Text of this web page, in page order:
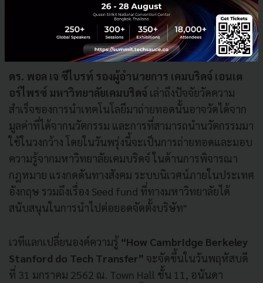
พรุ่งนี้ทางเราจะถ่ายทอดมุมมองและประสบการณ์ของ
ทำงานกว่า 47 ปี ของมหาวิทยาลัยสแตนฟอร์ด ทั้งความ
สำเร็จและความล้มเหลวของการทำงานในซิลิคอน วัลเลย์”
ดร. พอล เจ ซีไบรท์ รองผู้อำนวยการ เคมบริดจ์ เอนเต
อร์ไพรซ์ มหาวิทยาลัยเคมบริดจ์ เล่าถึงปัจจัยวัดความ
สำเร็จของการนำเทคโนโลยีมาถ่ายทอดนั้นอาจวัดได้จาก
มูลค่าที่ได้จากนวัตกรรม และการที่สามารถนำนวัตกรรมมา
ใช้ในวงกว้าง โดยในวันพรุ่งนี้จะเป็นการถ่ายทอดและมอบ
ความรู้จากมหาวิทยาลัยเคมบริดจ์ ในด้านการพิจารณา
กฎหมาย แรงกดดันทางสังคม ระบบนิเวศน์ภายในประเทศ
อังกฤษ รวมถึงเรื่อง Seed fund ที่ทางมหาวิทยาลัยได้
สนับสนุนในการนำไปต่อยอดจัดตั้งบริษัท"
เวทีแลกเปลี่ยนองค์ความรู้ “How Cambridge Berkeley
Stanford do Tech Transfer” จะจัดขึ้นในวันพฤหัสบดี
ที่ 31 มกราคม 2562 ณ. Town Hall ชั้น 11, อนันดา